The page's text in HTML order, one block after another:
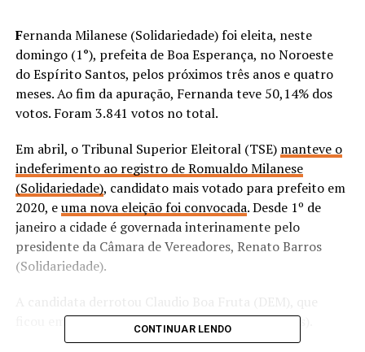
Fernanda Milanese (Solidariedade) foi eleita, neste
domingo (1°), prefeita de Boa Esperança, no Noroeste
do Espírito Santos, pelos próximos três anos e quatro
meses. Ao fim da apuração, Fernanda teve 50,14% dos
votos. Foram 3.841 votos no total.
Em abril, o Tribunal Superior Eleitoral (TSE) manteve o
indeferimento ao registro de Romualdo Milanese
(Solidariedade), candidato mais votado para prefeito em
2020, euma nova eleição foi convocada. Desde 1º de
janeiro a cidade é governada interinamente pelo
presidente da Câmara de Vereadores, Renato Barros
(Solidariedade).
ficou em segundo lugar com 42,51% (3.257 votos).
CONTINUAR LENDO